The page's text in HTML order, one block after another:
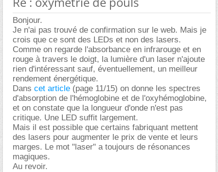
Bonjour.
Je n'ai pas trouvé de confirmation sur le web. Mais je
crois que ce sont des LEDs et non des lasers.
Comme on regarde l'absorbance en infrarouge et en
rouge à travers le doigt, la lumière d'un laser n'ajoute
rien d'intéressant sauf, éventuellement, un meilleur
rendement énergétique.
Dans cet article (page 11/15) on donne les spectres
d'absorption de l'hémoglobine et de l'oxyhémoglobine,
et on constate que la longueur d'onde n'est pas
critique. Une LED suffit largement.
Mais il est possible que certains fabriquant mettent
des lasers pour augmenter le prix de vente et leurs
marges. Le mot "laser" a toujours de résonances
magiques.
Au revoir.